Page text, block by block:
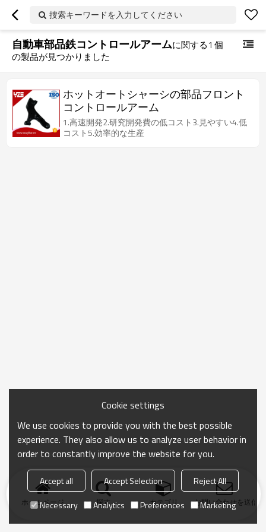
捜索キーワードを入力してください
自動車部品鉄コントロールアームに関する1 個
の製品が見つかりました
ホットオートシャーシの部品フロント
コントロールアーム
1.高速開発2.研究開発費の低コスト3.見やすい4.低
コスト5.効率的な生産
ホームページ 探す カテゴリ お問い合わせを送信
Cookie settings
We use cookies to provide you with the best possible
experience. They also allow us to analyze user behavior in
order to constantly improve the website for you.
Accept all Accept Selection
Reject All
Necessary
Analytics Preferences Marketing